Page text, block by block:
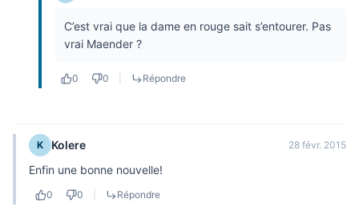
C’est vrai que la dame en rouge sait s’entourer. Pas
vrai Maender ?
0 0 Répondre
K Kolere 28 févr. 2015
Enfin une bonne nouvelle!
0 0 Répondre